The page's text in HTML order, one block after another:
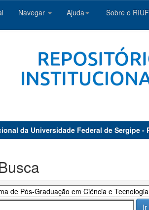
Navegar Ajuda Sobre o
da Universidade Federal de Sergipe -